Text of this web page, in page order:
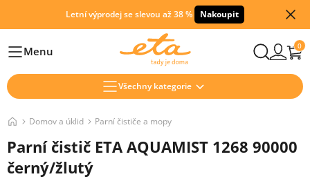
Letní výprodej se slevou až 38 % Nakoupit
HlavníMenu 0
Všechny kategorie
Domov a úklid Parní čističe a mopy
Parní čistič ETA AQUAMIST 1268 90000
černý/žlutý